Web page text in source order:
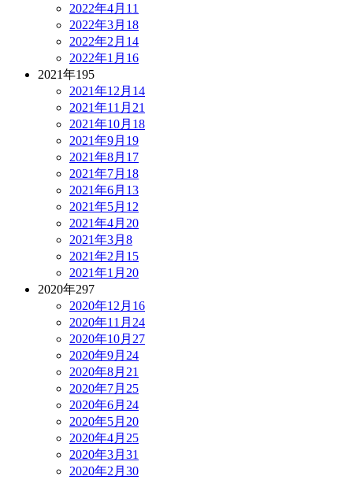
2022年4月 11
2022年3月 18
2022年2月 14
2022年1月 16
2021年195
2021年12月 14
2021年11月 21
2021年10月 18
2021年9月 19
2021年8月 17
2021年7月 18
2021年6月 13
2021年5月 12
2021年4月 20
2021年3月 8
2021年2月 15
2021年1月 20
2020年297
2020年12月 16
2020年11月 24
2020年10月 27
2020年9月 24
2020年8月 21
2020年7月 25
2020年6月 24
2020年5月 20
2020年4月 25
2020年3月 31
2020年2月 30